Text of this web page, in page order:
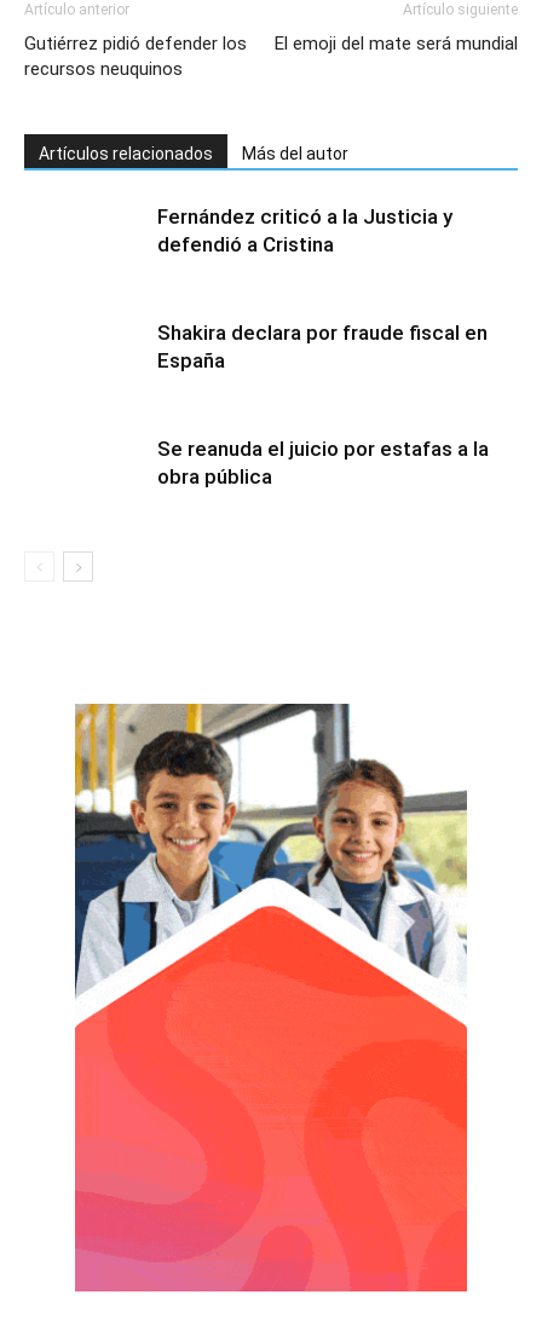
Artículo anterior
Gutiérrez pidió defender los
recursos neuquinos
Artículo siguiente
El emoji del mate será mundial
Artículos relacionados Más del autor
Fernández criticó a la Justicia y
defendió a Cristina
Shakira declara por fraude fiscal en
España
Se reanuda el juicio por estafas a la
obra pública